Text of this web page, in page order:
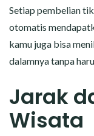
Setiap pembelian
otomatis
kamu juga bisa
dalamnya tanpa
Jarak
Wisata